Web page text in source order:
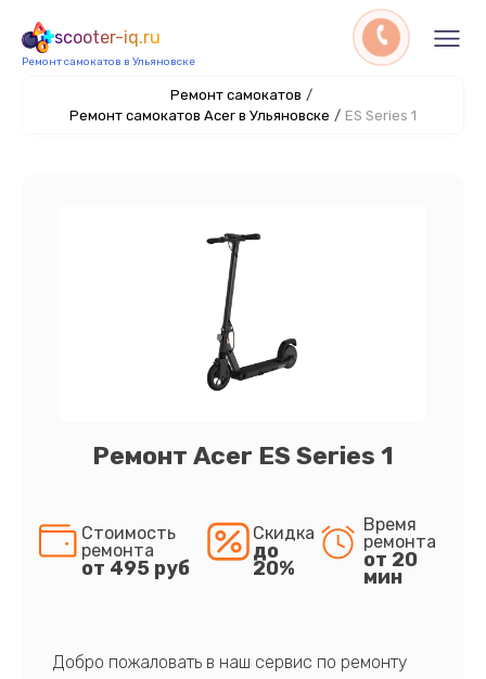
scooter-iq.ru
Ремонт самокатов в Ульяновске
Ремонт самокатов /
Ремонт самокатов Acer в Ульяновске / ES Series 1
Ремонт Acer ES Series 1
Стоимость
ремонта
от 495 руб
Скидка
до
20%
Время
ремонта
от 20
мин
Добро пожаловать в наш сервис по ремонту